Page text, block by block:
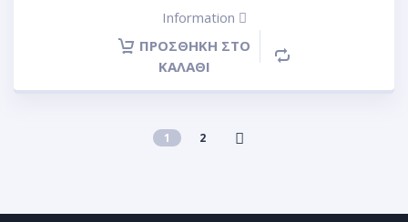
Information
ΠΡΟΣΘΉΚΗ ΣΤΟ
ΚΑΛΆΘΙ
1 2